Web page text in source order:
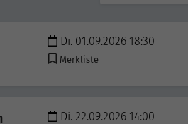
Di. 01.09.2026 18:30
Merkliste
Di. 22.09.2026 14:00